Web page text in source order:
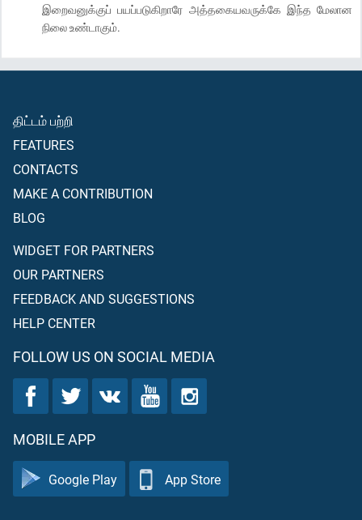
இறைவனுக்குப் பயப்படுகிறாரே அத்தகையவருக்கே இந்த மேலான
நிலை உண்டாகும்.
திட்டம் பற்றி
FEATURES
CONTACTS
MAKE A CONTRIBUTION
BLOG
WIDGET FOR PARTNERS
OUR PARTNERS
FEEDBACK AND SUGGESTIONS
HELP CENTER
FOLLOW US ON SOCIAL MEDIA
MOBILE APP
Google Play App Store